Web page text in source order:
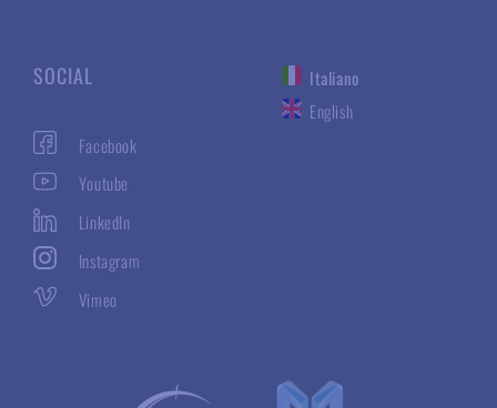
SOCIAL
Facebook
Youtube
LinkedIn
Instagram
Vimeo
Italiano
English